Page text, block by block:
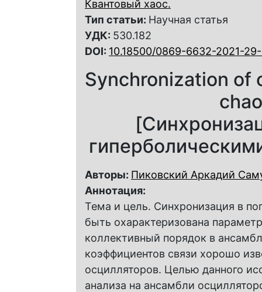
Квантовый хаос.
Тип статьи: Научная статья
УДК: 530.182
DOI: 10.18500/0869-6632-2021-
Synchronization of
Авторы: Пиковский Аркадий
Аннотация:
Тема и цель. Синхронизация в
быть охарактеризована
коллективный порядок в
коэффициентов связи хорошо
осцилляторов. Целью данного
анализа на ансамбли